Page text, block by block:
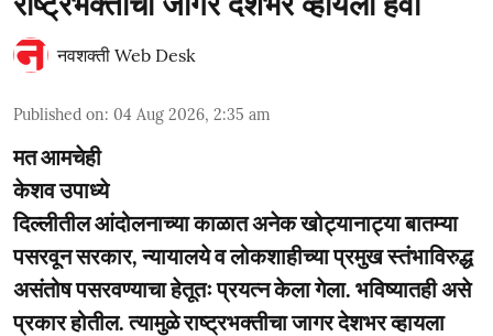
नवशक्ती Web Desk
Published on: 04 Aug 2026, 2:35 am
मत आमचेही
केशव उपाध्ये
दिल्लीतील आंदोलनाच्या काळात अनेक खोट्यानाट्या बातम्या
पसरवून सरकार, न्यायालये व लोकशाहीच्या प्रमुख स्तंभाविरुद्ध
असंतोष पसरवण्याचा हेतूतः प्रयत्न केला गेला. भविष्यातही असे
प्रकार होतील. त्यामुळे राष्ट्रभक्तीचा जागर देशभर व्हायला